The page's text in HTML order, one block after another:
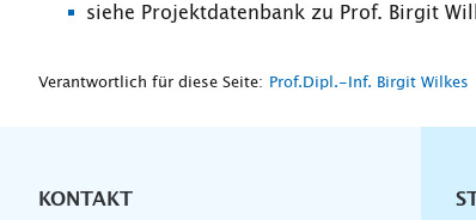
siehe Projektdatenbank zu Prof. Birgit
Verantwortlich für diese Seite: Prof.Dipl.-Inf. Birgit Wilkes
KONTAKT